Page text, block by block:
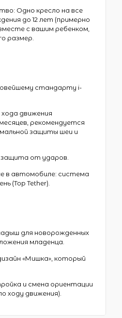
Одно кресло на все
до 12 лет (примерно
с вашим ребенком,
размер.
стандарту i-
движения
рекомендуется
защиты шеи и
защита от ударов.
в автомобиле: система
(Top Tether).
для новорожденных
младенца.
«Мишка», который
и смена ориентации
ходу движения).